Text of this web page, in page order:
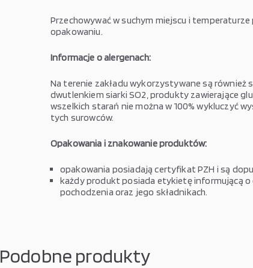
Przechowywać w suchym miejscu i
opakowaniu.
Informacje o alergenach:
Na terenie zakładu wykorzystywane są również
dwutlenkiem siarki SO2, produkty zawierające
wszelkich starań nie można w 100% wykluczyć
tych surowców.
Opakowania i znakowanie produktów:
opakowania posiadają certyfikat PZH i są
każdy produkt posiada etykietę informującą
pochodzenia oraz jego składnikach.
Podobne produkty